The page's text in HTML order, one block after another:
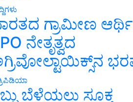
ಗ್ರಾಮೀಣ
ನೇತೃತ್ವದ
ಬೆಳೆಯಲು ಸೂಕ್ತ